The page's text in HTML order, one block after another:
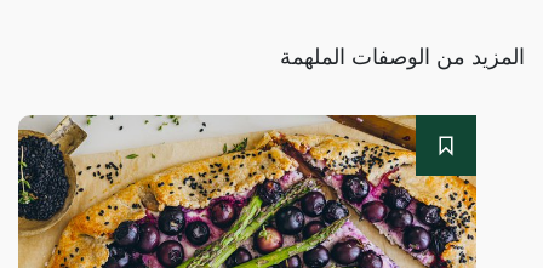
المزيد من الوصفات الملهمة